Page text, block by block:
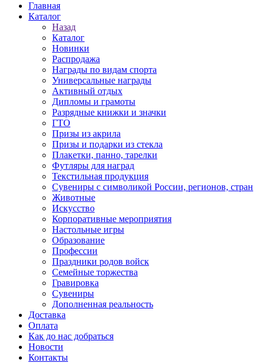
Главная
Каталог
Назад
Каталог
Новинки
Распродажа
Награды по видам спорта
Универсальные награды
Активный отдых
Дипломы и грамоты
Разрядные книжки и значки
ГТО
Призы из акрила
Призы и подарки из стекла
Плакетки, панно, тарелки
Футляры для наград
Текстильная продукция
Сувениры с символикой России, регионов, стран
Животные
Искусство
Корпоративные мероприятия
Настольные игры
Образование
Профессии
Праздники родов войск
Семейные торжества
Гравировка
Сувениры
Дополненная реальность
Доставка
Оплата
Как до нас добраться
Новости
Контакты